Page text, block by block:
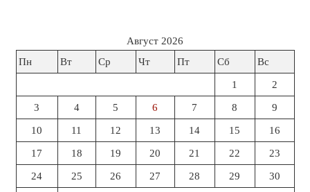
Август 2026
Пн
Вт Ср Чт Пт Сб Вс
1 2
3 4 5 6 7 8 9
10 11 12 13 14 15 16
17 18 19 20 21 22 23
24 25 26 27 28 29 30